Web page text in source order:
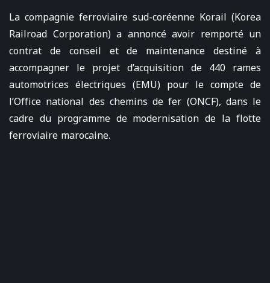
La compagnie ferroviaire sud-coréenne Korail (Korea
Railroad Corporation) a annoncé avoir remporté un
contrat de conseil et de maintenance destiné à
accompagner le projet d’acquisition de 440 rames
automotrices électriques (EMU) pour le compte de
l’Office national des chemins de fer (ONCF), dans le
cadre du programme de modernisation de la flotte
ferroviaire marocaine.